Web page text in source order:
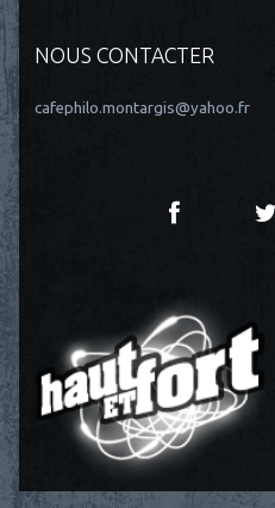
NOUS CONTACTER
cafephilo.montargis@yahoo.fr